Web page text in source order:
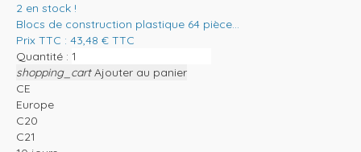
2 en stock !
Blocs de construction plastique 64 pièce...
Prix TTC : 43,48 € TTC
Quantité :
shopping_cart Ajouter au panier
CE
Europe
C20
C21